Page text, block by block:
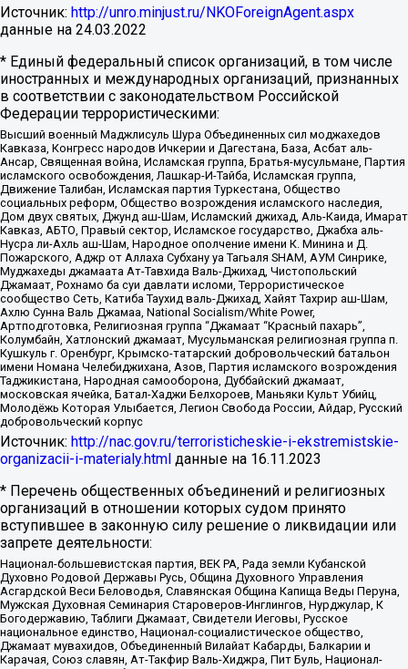
Источник: http://unro.minjust.ru/NKOForeignAgent.aspx
данные на 24.03.2022
* Единый федеральный список организаций, в том числе
иностранных и международных организаций, признанных
в соответствии с законодательством Российской
Федерации террористическими:
Высший военный Маджлисуль Шура Объединенных сил моджахедов
Кавказа, Конгресс народов Ичкерии и Дагестана, База, Асбат аль-
Ансар, Священная война, Исламская группа, Братья-мусульмане, Партия
исламского освобождения, Лашкар-И-Тайба, Исламская группа,
Движение Талибан, Исламская партия Туркестана, Общество
социальных реформ, Общество возрождения исламского наследия,
Дом двух святых, Джунд аш-Шам, Исламский джихад, Аль-Каида, Имарат
Кавказ, АБТО, Правый сектор, Исламское государство, Джабха аль-
Нусра ли-Ахль аш-Шам, Народное ополчение имени К. Минина и Д.
Пожарского, Аджр от Аллаха Субхану уа Тагьаля SHAM, АУМ Синрике,
Муджахеды джамаата Ат-Тавхида Валь-Джихад, Чистопольский
Джамаат, Рохнамо ба суи давлати исломи, Террористическое
сообщество Сеть, Катиба Таухид валь-Джихад, Хайят Тахрир аш-Шам,
Ахлю Сунна Валь Джамаа, National Socialism/White Power,
Артподготовка, Религиозная группа “Джамаат “Красный пахарь”,
Колумбайн, Хатлонский джамаат, Мусульманская религиозная группа п.
Кушкуль г. Оренбург, Крымско-татарский добровольческий батальон
имени Номана Челебиджихана, Азов, Партия исламского возрождения
Таджикистана, Народная самооборона, Дуббайский джамаат,
московская ячейка, Батал-Хаджи Белхороев, Маньяки Культ Убийц,
Молодёжь Которая Улыбается, Легион Свобода России, Айдар, Русский
добровольческий корпус
Источник: http://nac.gov.ru/terroristicheskie-i-ekstremistskie-
organizacii-i-materialy.html данные на 16.11.2023
* Перечень общественных объединений и религиозных
организаций в отношении которых судом принято
вступившее в законную силу решение о ликвидации или
запрете деятельности:
Национал-большевистская партия, ВЕК РА, Рада земли Кубанской
Духовно Родовой Державы Русь, Община Духовного Управления
Асгардской Веси Беловодья, Славянская Община Капища Веды Перуна,
Мужская Духовная Семинария Староверов-Инглингов, Нурджулар, К
Богодержавию, Таблиги Джамаат, Свидетели Иеговы, Русское
национальное единство, Национал-социалистическое общество,
Джамаат мувахидов, Объединенный Вилайат Кабарды, Балкарии и
Карачая, Союз славян, Ат-Такфир Валь-Хиджра, Пит Буль, Национал-